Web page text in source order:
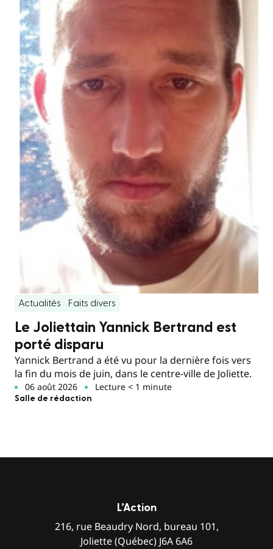
Actualités Faits divers
Le Joliettain Yannick Bertrand est
porté disparu
Yannick Bertrand a été vu pour la dernière fois vers
la fin du mois de juin, dans le centre-ville de Joliette.
06 août 2026 Lecture < 1 minute
Salle de rédaction
L’Action
216, rue Beaudry Nord, bureau 101,
Joliette (Québec) J6A 6A6